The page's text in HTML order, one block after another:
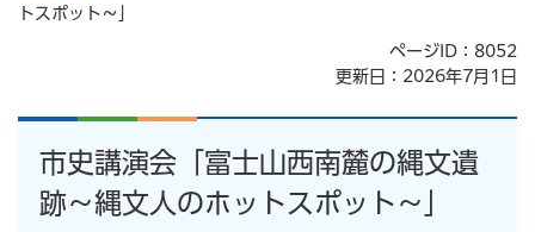
トスポット～」
ページID：8052
更新日：2026年7月1日
市史講演会「富士山西南麓の縄文遺
跡～縄文人のホットスポット～」